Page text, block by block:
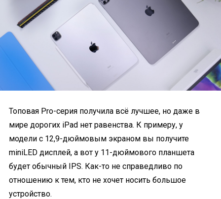
Топовая Pro-серия получила всё лучшее, но даже в
мире дорогих iPad нет равенства. К примеру, у
модели с 12,9-дюймовым экраном вы получите
miniLED дисплей, а вот у 11-дюймового планшета
будет обычный IPS. Как-то не справедливо по
отношению к тем, кто не хочет носить большое
устройство.